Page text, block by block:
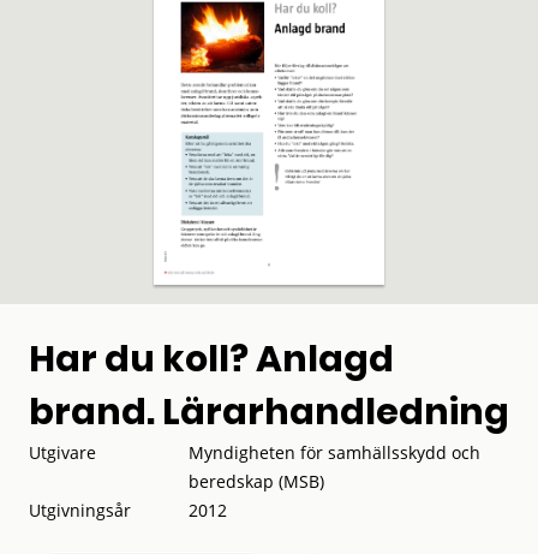
Har du koll? Anlagd
brand. Lärarhandledning
Utgivare
Myndigheten för samhällsskydd och
beredskap (MSB)
Utgivningsår
2012